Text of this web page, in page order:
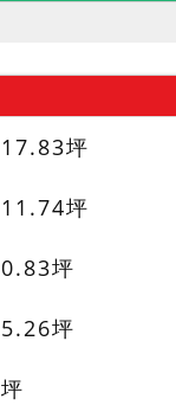
17.83坪
11.74坪
0.83坪
5.26坪
坪